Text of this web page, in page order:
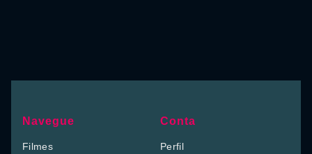
Navegue
Filmes
Conta
Perfil